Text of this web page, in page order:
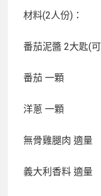
材料(2人份)：
番茄泥醬 2大匙(
番茄 一顆
洋蔥 一顆
無骨雞腿肉 適量
義大利香料 適量